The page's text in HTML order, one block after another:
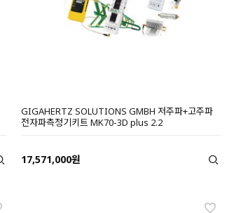
GIGAHERTZ SOLUTIONS GMBH 저주파+고주파
전자파측정기키트 MK70-3D plus 2.2
17,571,000원